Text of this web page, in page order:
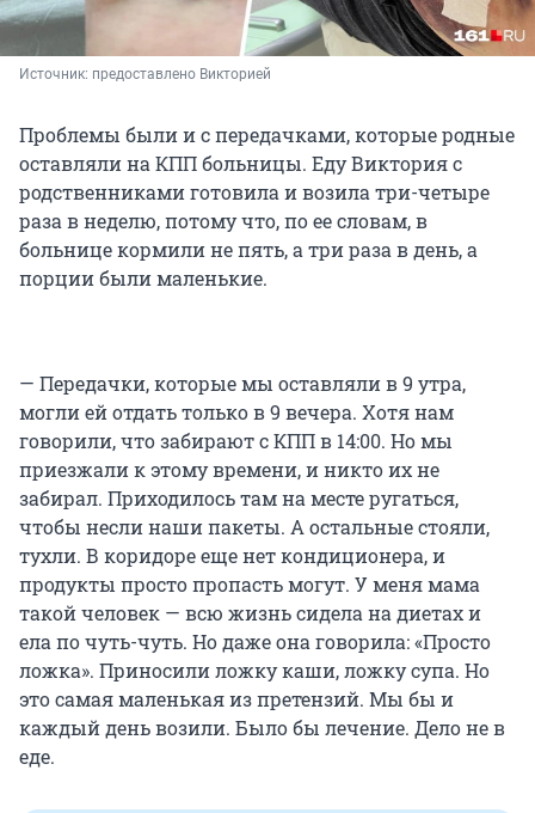
Источник: предоставлено Викторией
Проблемы были и с передачками, которые родные
оставляли на КПП больницы. Еду Виктория с
родственниками готовила и возила три-четыре
раза в неделю, потому что, по ее словам, в
больнице кормили не пять, а три раза в день, а
порции были маленькие.
— Передачки, которые мы оставляли в 9 утра,
могли ей отдать только в 9 вечера. Хотя нам
говорили, что забирают с КПП в 14:00. Но мы
приезжали к этому времени, и никто их не
забирал. Приходилось там на месте ругаться,
чтобы несли наши пакеты. А остальные стояли,
тухли. В коридоре еще нет кондиционера, и
продукты просто пропасть могут. У меня мама
такой человек — всю жизнь сидела на диетах и
ела по чуть-чуть. Но даже она говорила: «Просто
ложка». Приносили ложку каши, ложку супа. Но
это самая маленькая из претензий. Мы бы и
каждый день возили. Было бы лечение. Дело не в
еде.